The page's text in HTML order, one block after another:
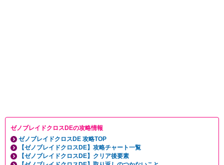
ゼノブレイドクロスDEの攻略情報
ゼノブレイドクロスDE 攻略TOP
【ゼノブレイドクロスDE】攻略チャート一覧
【ゼノブレイドクロスDE】クリア後要素